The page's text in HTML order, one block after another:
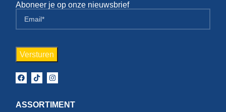
Aboneer je op onze nieuwsbrief
ASSORTIMENT